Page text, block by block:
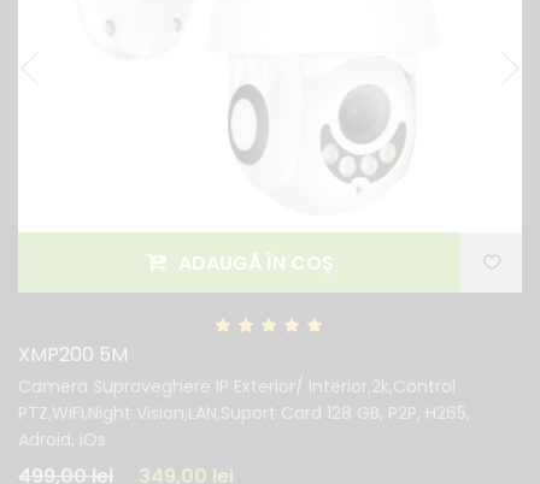
ADAUGĂ ÎN COȘ
XMP200 5M
Camera Supraveghere IP Exterior/ Interior,2k,Control
PTZ,WiFi,Night Vision,LAN,Suport Card 128 GB, P2P, H265,
Adroid, iOs
499,00lei 349,00 lei